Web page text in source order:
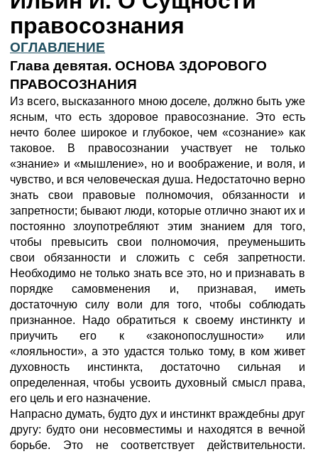
правосознания
ОГЛАВЛЕНИЕ
Глава девятая. ОСНОВА ЗДОРОВОГО
ПРАВОСОЗНАНИЯ
Из всего, высказанного мною доселе, должно быть уже
ясным, что есть здоровое правосознание. Это есть
нечто более широкое и глубокое, чем «сознание» как
таковое. В правосознании участвует не только
«знание» и «мышление», но и воображение, и воля, и
чувство, и вся человеческая душа. Недостаточно верно
знать свои правовые полномочия, обязанности и
запретности; бывают люди, которые отлично знают их и
постоянно злоупотребляют этим знанием для того,
чтобы превысить свои полномочия, преуменьшить
свои обязанности и сложить с себя запретности.
Необходимо не только знать все это, но и признавать в
порядке самовменения и, признавая, иметь
достаточную силу воли для того, чтобы соблюдать
признанное. Надо обратиться к своему инстинкту и
приучить его к «законопослушности» или
«лояльности», а это удастся только тому, в ком живет
духовность инстинкта, достаточно сильная и
определенная, чтобы усвоить духовный смысл права,
его цель и его назначение.
Напрасно думать, будто дух и инстинкт враждебны друг
другу: будто они несовместимы и находятся в вечной
борьбе. Это не соответствует действительности.